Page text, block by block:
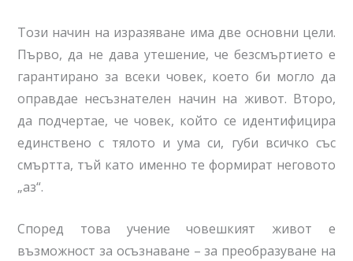
Този начин на изразяване има две основни цели.
Първо, да не дава утешение, че безсмъртието е
гарантирано за всеки човек, което би могло да
оправдае несъзнателен начин на живот. Второ,
да подчертае, че човек, който се идентифицира
единствено с тялото и ума си, губи всичко със
смъртта, тъй като именно те формират неговото
„аз“.
Според това учение човешкият живот е
възможност за осъзнаване – за преобразуване на